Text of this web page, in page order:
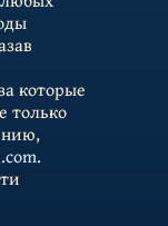
которые
только
.